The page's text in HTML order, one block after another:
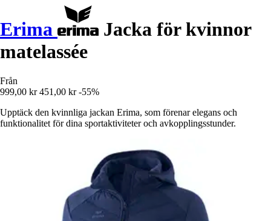
Erima
Jacka för kvinnor
matelassée
Från
999,00 kr 451,00 kr -55%
Upptäck den kvinnliga jackan Erima, som förenar elegans och
funktionalitet för dina sportaktiviteter och avkopplingsstunder.